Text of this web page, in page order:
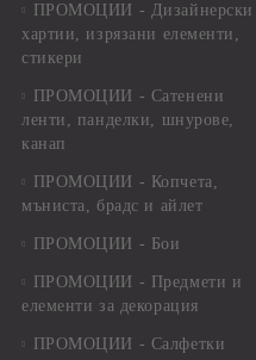
ПРОМОЦИИ - Дизайнерски
хартии, изрязани елементи,
стикери
ПРОМОЦИИ - Сатенени
ленти, панделки, шнурове,
канап
ПРОМОЦИИ - Копчета,
мъниста, брадс и айлет
ПРОМОЦИИ - Бои
ПРОМОЦИИ - Предмети и
елементи за декорация
ПРОМОЦИИ - Салфетки